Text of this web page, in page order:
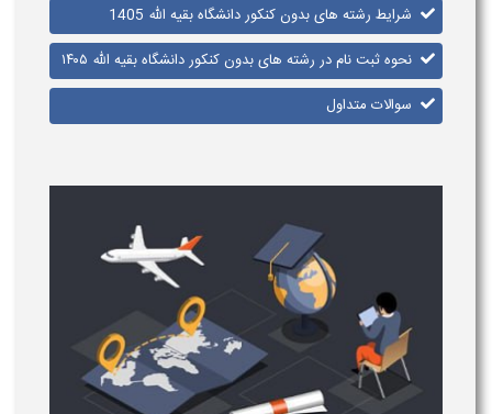
شرایط رشته های بدون کنکور دانشگاه بقیه الله 1405
نحوه ثبت نام در رشته های بدون کنکور دانشگاه بقیه الله ۱۴۰۵
سوالات متداول